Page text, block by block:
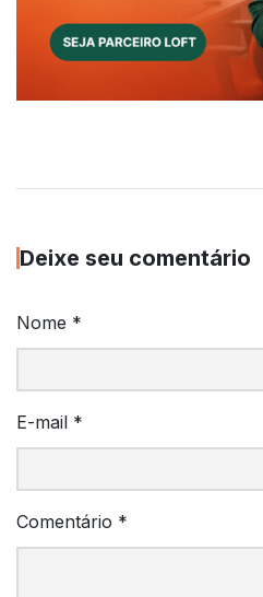
Deixe seu comentário
Comentário *
Nome *
E-mail *